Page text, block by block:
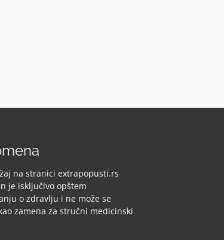
na stranici extrapopusti.rs
je isključivo opštem
o zdravlju i ne može se
zamena za stručni medicinski